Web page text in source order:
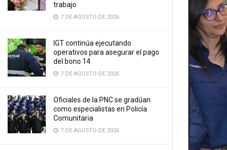
trabajo
7 DE AGOSTO DE 2026
IGT continúa ejecutando
operativos para asegurar el pago
del bono 14
7 DE AGOSTO DE 2026
Oficiales de la PNC se gradúan
como especialistas en Policía
Comunitaria
7 DE AGOSTO DE 2026